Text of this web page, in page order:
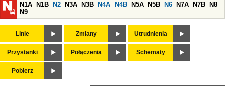
N1A
N1B N2 N3A N3B N4A N4B N5A N5B N6 N7A N7B
N8
N9
Linie Zmiany Utrudnienia
Przystanki Połączenia Schematy
Pobierz